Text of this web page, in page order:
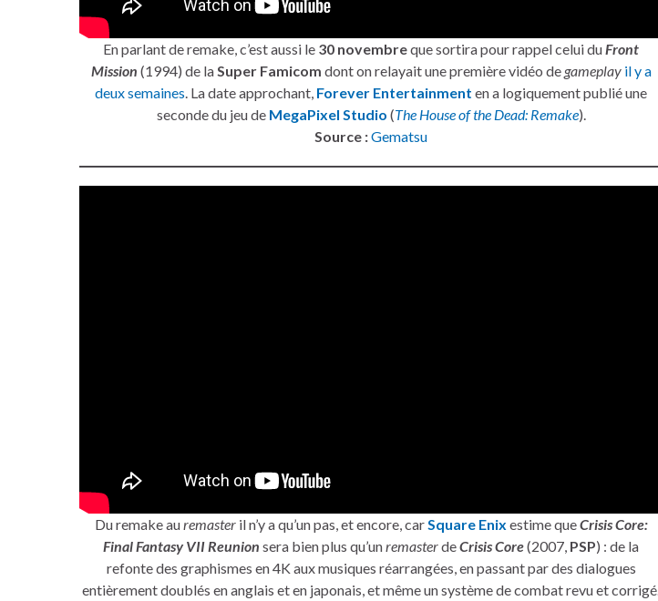
En parlant de remake, c’est aussi le 30 novembreque sortira pour rappel celui du Front
Mission (1994) de la Super Famicom dont on relayait une première vidéo de gameplay il y a
deux semaines . La date approchant, Forever Entertainment en a logiquement publié une
seconde du jeu de MegaPixel Studio (The House of the Dead: Remake).
Source :Gematsu
Du remake auremasteril n’y a qu’un pas, et encore, car Square Enix estime queCrisis Core:
Final Fantasy VII Reunion sera bien plus qu’unremasterdeCrisis Core(2007, PSP) : de la
refonte des graphismes en 4K aux musiques réarrangées, en passant par des dialogues
entièrement doublés en anglais et en japonais, et même un système de combat revu et corrigé.